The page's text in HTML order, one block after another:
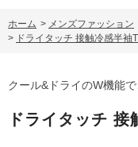
ホーム > メンズファッション
> ドライタッチ 接触冷感半袖
クール&ドライのW機能
ドライタッチ